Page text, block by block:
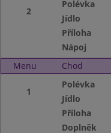
2
Polévka
Jídlo
Příloha
Nápoj
Menu
Chod
1
Polévka
Jídlo
Příloha
Doplněk